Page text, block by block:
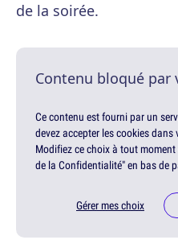
de la soirée.
Contenu bloqué par
Ce contenu est fourni par un
devez accepter les cookies
Modifiez ce choix à tout
de la Confidentialité" en bas de
Gérer mes choix